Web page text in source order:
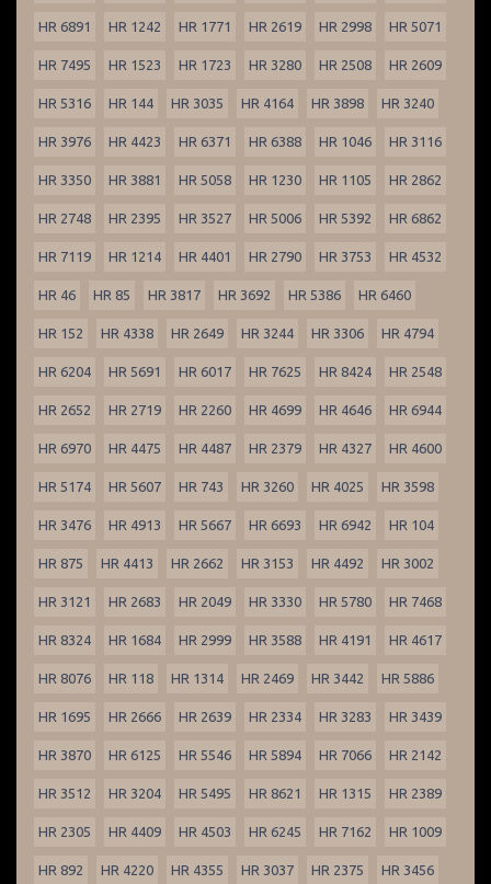
HR 6891 HR 1242 HR 1771 HR 2619 HR 2998 HR 5071
HR 7495 HR 1523 HR 1723 HR 3280 HR 2508 HR 2609
HR 5316 HR 144 HR 3035 HR 4164 HR 3898 HR 3240
HR 3976 HR 4423 HR 6371 HR 6388 HR 1046 HR 3116
HR 3350 HR 3881 HR 5058 HR 1230 HR 1105 HR 2862
HR 2748 HR 2395 HR 3527 HR 5006 HR 5392 HR 6862
HR 7119 HR 1214 HR 4401 HR 2790 HR 3753 HR 4532
HR 46 HR 85 HR 3817 HR 3692 HR 5386 HR 6460
HR 152 HR 4338 HR 2649 HR 3244 HR 3306 HR 4794
HR 6204 HR 5691 HR 6017 HR 7625 HR 8424 HR 2548
HR 2652 HR 2719 HR 2260 HR 4699 HR 4646 HR 6944
HR 6970 HR 4475 HR 4487 HR 2379 HR 4327 HR 4600
HR 5174 HR 5607 HR 743 HR 3260 HR 4025 HR 3598
HR 3476 HR 4913 HR 5667 HR 6693 HR 6942 HR 104
HR 875 HR 4413 HR 2662 HR 3153 HR 4492 HR 3002
HR 3121 HR 2683 HR 2049 HR 3330 HR 5780 HR 7468
HR 8324 HR 1684 HR 2999 HR 3588 HR 4191 HR 4617
HR 8076 HR 118 HR 1314 HR 2469 HR 3442 HR 5886
HR 1695 HR 2666 HR 2639 HR 2334 HR 3283 HR 3439
HR 3870 HR 6125 HR 5546 HR 5894 HR 7066 HR 2142
HR 3512 HR 3204 HR 5495 HR 8621 HR 1315 HR 2389
HR 2305 HR 4409 HR 4503 HR 6245 HR 7162 HR 1009
HR 892 HR 4220 HR 4355 HR 3037 HR 2375 HR 3456